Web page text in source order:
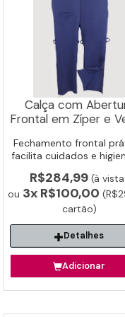
Calça com
Frontal em Zíper e
Fechamento frontal
facilita cuidados e
R$284,99 (à
ou 3x R$100,00
cartão)